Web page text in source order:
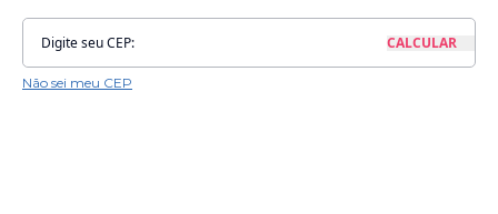
Não sei meu CEP